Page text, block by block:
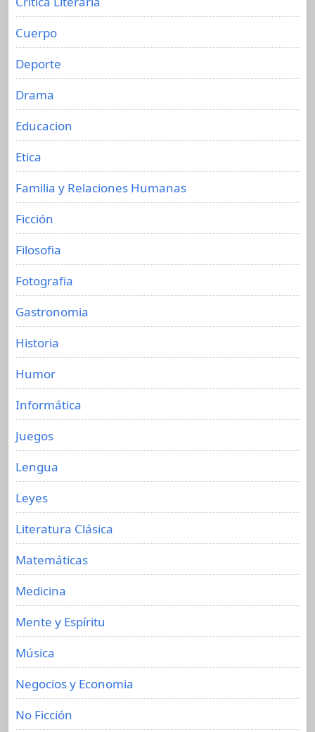
Cuerpo
Deporte
Drama
Educacion
Etica
Familia y Relaciones Humanas
Ficción
Filosofia
Fotografia
Gastronomia
Historia
Humor
Informática
Juegos
Lengua
Leyes
Literatura Clásica
Matemáticas
Medicina
Mente y Espíritu
Música
Negocios y Economia
No Ficción